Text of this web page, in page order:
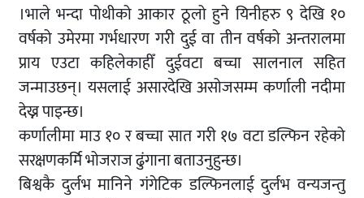
।भाले भन्दा पोथीको आकार ठूलो हुने यिनीहरु ९ देखि १०
वर्षको उमेरमा गर्भधारण गरी दुई वा तीन वर्षको अन्तरालमा
प्राय एउटा कहिलेकाहीँ दुईवटा बच्चा सालनाल सहित
जन्माउछन्। यसलाई असारदेखि असोजसम्म कर्णाली नदीमा
देख्न पाइन्छ।
कर्णालीमा माउ १० र बच्चा सात गरी १७ वटा डल्फिन रहेको
सरक्षणकर्मि भोजराज ढुंगाना बताउनुहुन्छ।
बिश्वकै दुर्लभ मानिने गंगेटिक डल्फिनलाई दुर्लभ वन्यजन्तु